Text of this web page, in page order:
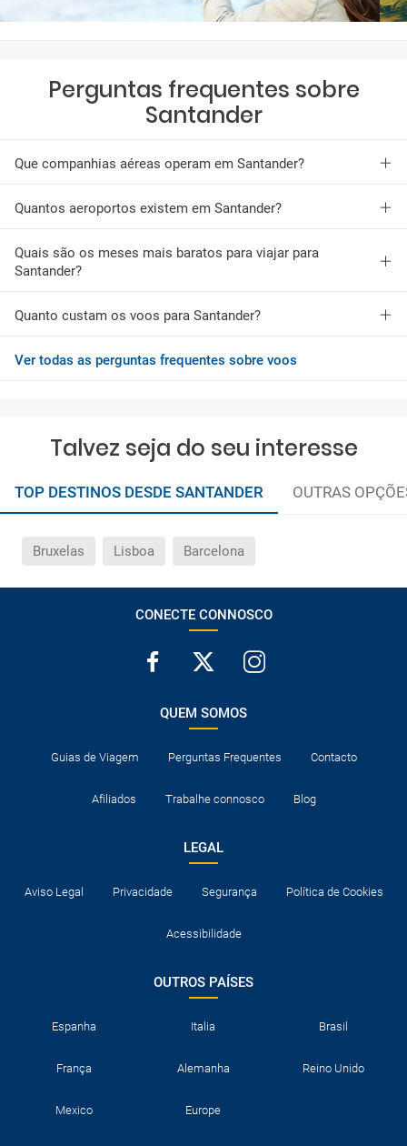
Perguntas frequentes sobre
Santander
Que companhias aéreas operam em Santander?
Quantos aeroportos existem em Santander?
Quais são os meses mais baratos para viajar para
Santander?
Quanto custam os voos para Santander?
Ver todas as perguntas frequentes sobre voos
Talvez seja do seu interesse
TOP DESTINOS DESDE SANTANDER OUTRAS
Bruxelas Lisboa Barcelona
CONECTE CONNOSCO
QUEM SOMOS
Guias de Viagem Perguntas Frequentes Contacto
Afiliados Trabalhe connosco Blog
LEGAL
Aviso Legal Privacidade Segurança Política de Cookies
Acessibilidade
OUTROS PAÍSES
Espanha Italia Brasil
França Alemanha Reino Unido
Mexico Europe